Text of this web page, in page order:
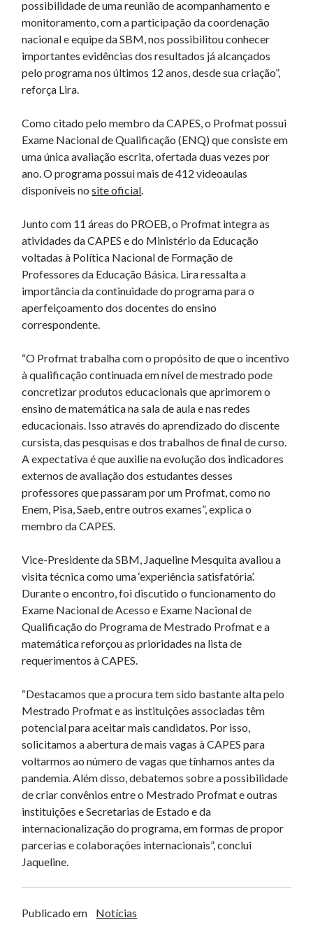
possibilidade de uma reunião de acompanhamento e
monitoramento, com a participação da coordenação
nacional e equipe da SBM, nos possibilitou conhecer
importantes evidências dos resultados já alcançados
pelo programa nos últimos 12 anos, desde sua criação”,
reforça Lira.
Como citado pelo membro da CAPES, o Profmat possui
Exame Nacional de Qualificação (ENQ) que consiste em
uma única avaliação escrita, ofertada duas vezes por
ano. O programa possui mais de 412 videoaulas
disponíveis nosite oficial.
Junto com 11 áreas do PROEB, o Profmat integra as
atividades da CAPES e do Ministério da Educação
voltadas à Política Nacional de Formação de
Professores da Educação Básica. Lira ressalta a
importância da continuidade do programa para o
aperfeiçoamento dos docentes do ensino
correspondente.
“O Profmat trabalha com o propósito de que o incentivo
à qualificação continuada em nível de mestrado pode
concretizar produtos educacionais que aprimorem o
ensino de matemática na sala de aula e nas redes
educacionais. Isso através do aprendizado do discente
cursista, das pesquisas e dos trabalhos de final de curso.
A expectativa é que auxilie na evolução dos indicadores
externos de avaliação dos estudantes desses
professores que passaram por um Profmat, como no
Enem, Pisa, Saeb, entre outros exames”, explica o
membro da CAPES.
Vice-Presidente da SBM, Jaqueline Mesquita avaliou a
visita técnica como uma ‘experiência satisfatória’.
Durante o encontro, foi discutido o funcionamento do
Exame Nacional de Acesso e Exame Nacional de
Qualificação do Programa de Mestrado Profmat e a
matemática reforçou as prioridades na lista de
requerimentos à CAPES.
“Destacamos que a procura tem sido bastante alta pelo
Mestrado Profmat e as instituições associadas têm
potencial para aceitar mais candidatos. Por isso,
solicitamos a abertura de mais vagas à CAPES para
voltarmos ao número de vagas que tínhamos antes da
pandemia. Além disso, debatemos sobre a possibilidade
de criar convênios entre o Mestrado Profmat e outras
instituições e Secretarias de Estado e da
internacionalização do programa, em formas de propor
parcerias e colaborações internacionais”, conclui
Jaqueline.
Publicado em Notícias